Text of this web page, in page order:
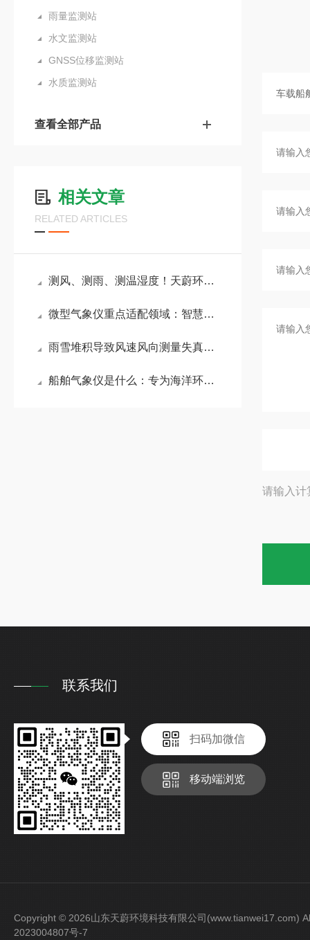
雨量监测站
水文监测站
GNSS位移监测站
水质监测站
查看全部产品
相关文章
RELATED ARTICLES
测风、测雨、测温湿度！天蔚环境六要素微气象仪搞定户外气象监测！
微型气象仪重点适配领域：智慧农业、城市环境监测、风力发电与航空机场
雨雪堆积导致风速风向测量失真？揭秘微气象仪隐藏式超声波探头的抗干扰机制
船舶气象仪是什么：专为海洋环境设计的自动化气象监测设备
请输入计
联系我们
扫码加微信
移动端浏览
Copyright © 2026山东天蔚环境科技有限公司(www.tianwei17.com)
2023004807号-7